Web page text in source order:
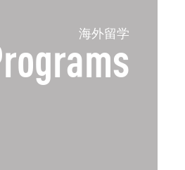
海外留学